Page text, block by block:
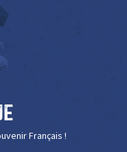
Français !